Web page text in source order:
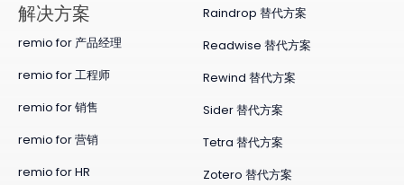
Raindrop 替代方案
Readwise 替代方案
Rewind 替代方案
Sider 替代方案
Tetra 替代方案
Zotero 替代方案
​解决方案
remio for 产品经理
remio for 工程师
remio for 销售
remio for 营销
remio for HR